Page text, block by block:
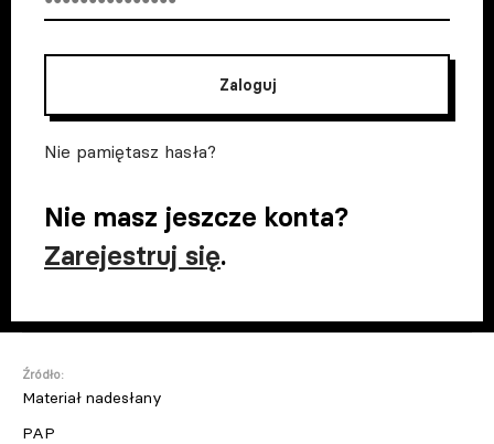
Zaloguj
Nie pamiętasz hasła?
Nie masz jeszcze konta?
Zarejestruj się.
Źródło:
Materiał nadesłany
PAP